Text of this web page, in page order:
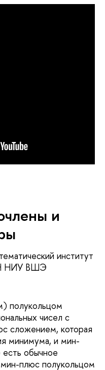
и
институт
НИУ ВШЭ
полукольцом
чисел с
сложением, которая
минимума, и мин-
обычное
плюс полукольцом